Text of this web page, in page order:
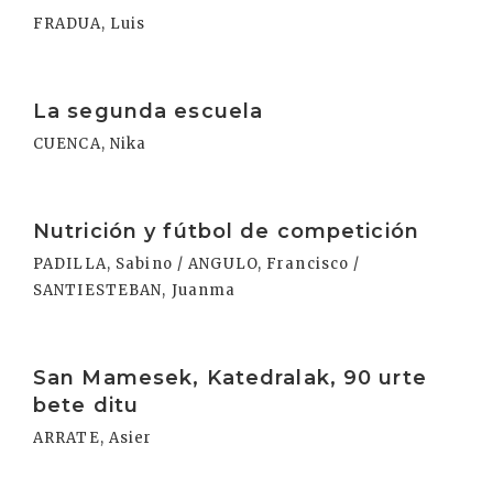
FRADUA, Luis
La segunda escuela
CUENCA, Nika
Nutrición y fútbol de competición
PADILLA, Sabino / ANGULO, Francisco /
SANTIESTEBAN, Juanma
San Mamesek, Katedralak, 90 urte
bete ditu
ARRATE, Asier